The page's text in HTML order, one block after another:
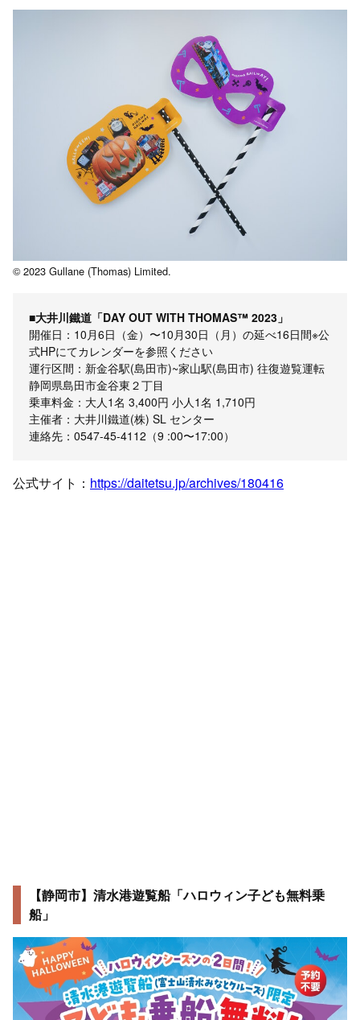
© 2023 Gullane (Thomas) Limited.
■大井川鐵道「DAY OUT WITH THOMAS™ 2023」
開催日：10月6日（金）〜10月30日（月）の延べ16日間※公
式HPにてカレンダーを参照ください
運行区間：新金谷駅(島田市)~家山駅(島田市) 往復遊覧運転
静岡県島田市金谷東２丁目
乗車料金：大人1名 3,400円 小人1名 1,710円
主催者：大井川鐵道(株) SL センター
連絡先：0547-45-4112（9 :00〜17:00）
公式サイト： https://daitetsu.jp/archives/180416
【静岡市】清水港遊覧船「ハロウィン子ども無料乗
船」